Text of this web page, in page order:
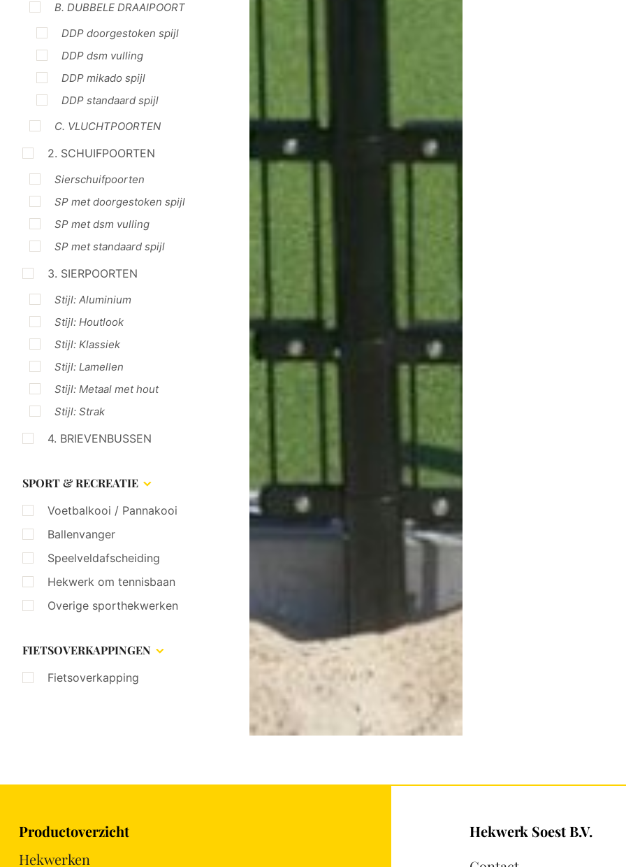
B. DUBBELE DRAAIPOORT
DDP doorgestoken spijl
DDP dsm vulling
DDP mikado spijl
DDP standaard spijl
C. VLUCHTPOORTEN
2. SCHUIFPOORTEN
Sierschuifpoorten
SP met doorgestoken spijl
SP met dsm vulling
SP met standaard spijl
3. SIERPOORTEN
Stijl: Aluminium
Stijl: Houtlook
Stijl: Klassiek
Stijl: Lamellen
Stijl: Metaal met hout
Stijl: Strak
4. BRIEVENBUSSEN
SPORT & RECREATIE
Voetbalkooi / Pannakooi
Ballenvanger
Speelveldafscheiding
Hekwerk om tennisbaan
Overige sporthekwerken
FIETSOVERKAPPINGEN
Fietsoverkapping
Productoverzicht
Hekwerken
Hekwerk Soest B.V.